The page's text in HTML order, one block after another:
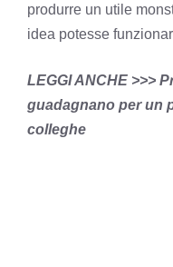
produrre un utile
idea potesse
LEGGI ANCHE >>>
guadagnano per un
colleghe